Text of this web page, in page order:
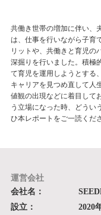
共働き世帯の増加に伴い、
は、仕事を行いながら子育
リットや、共働きと育児の
深掘りを行いました。積極
て育児を運用しようとする
キャリアを見つめ直して人
値観の出現などに着目して
う立場になった時、どうい
ひ本レポートをご一読くだ
運営会社
会社名：
設立：
2020